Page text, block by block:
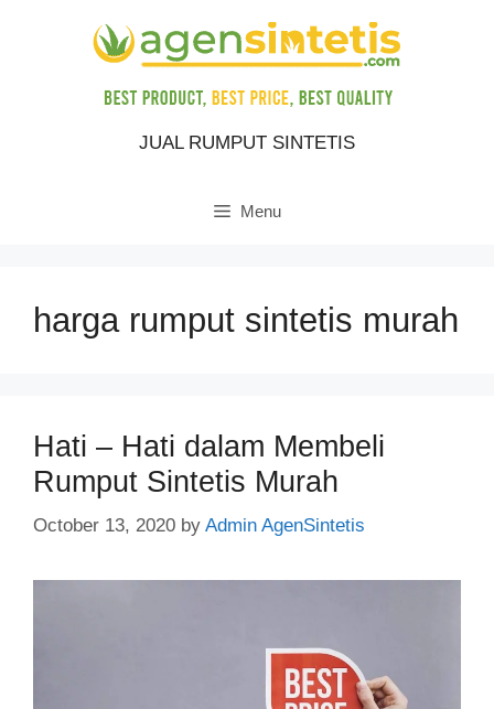
JUAL RUMPUT SINTETIS
Menu
harga rumput sintetis murah
Hati – Hati dalam Membeli
Rumput Sintetis Murah
October 13, 2020 by Admin AgenSintetis